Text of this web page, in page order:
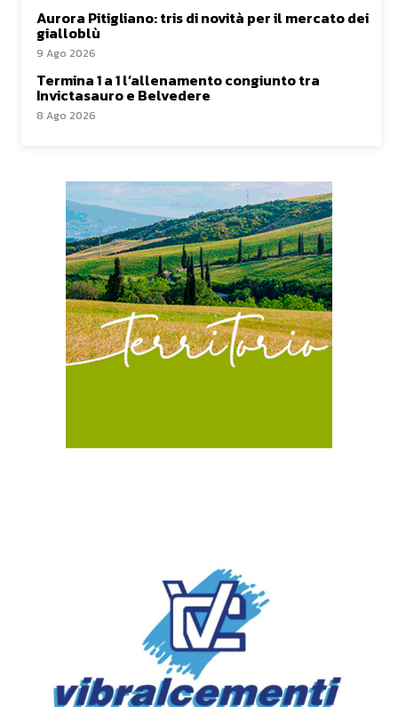
Aurora Pitigliano: tris di novità per il mercato dei
gialloblù
9 Ago 2026
Termina 1 a 1 l’allenamento congiunto tra
Invictasauro e Belvedere
8 Ago 2026